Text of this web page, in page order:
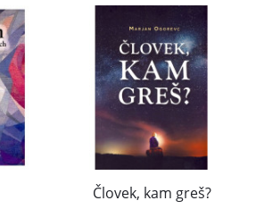
Človek, kam greš?